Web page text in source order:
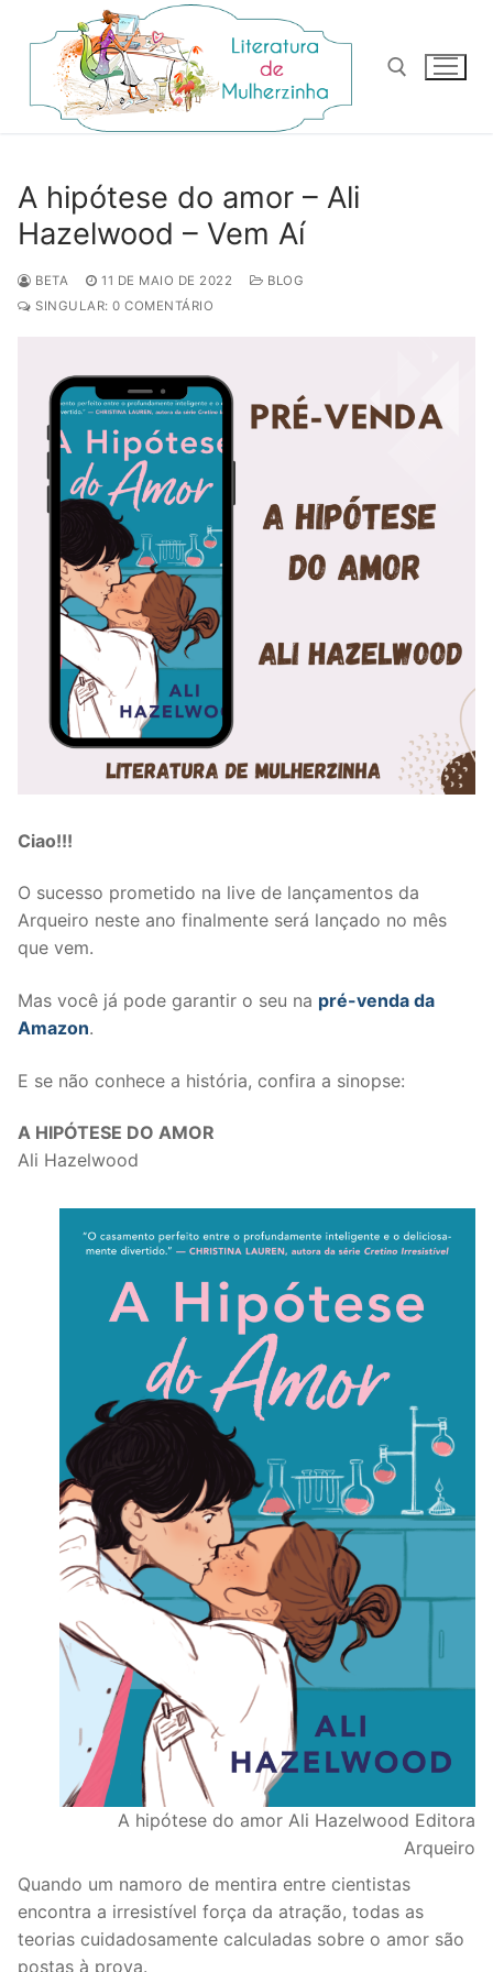
para
conteúdo
A hipótese do amor – Ali
Hazelwood – Vem Aí
BETA 11 DE MAIO DE 2022
BLOG
SINGULAR: 0 COMENTÁRIO
Ciao!!!
O sucesso prometido na live de lançamentos da
Arqueiro neste ano finalmente será lançado no mês
que vem.
Mas você já pode garantir o seu na pré-venda da
Amazon.
E se não conhece a história, confira a sinopse:
A HIPÓTESE DO AMOR
Ali Hazelwood
A hipótese do amor Ali Hazelwood Editora
Arqueiro
Quando um namoro de mentira entre cientistas
encontra a irresistível força da atração, todas as
teorias cuidadosamente calculadas sobre o amor são
postas à prova.